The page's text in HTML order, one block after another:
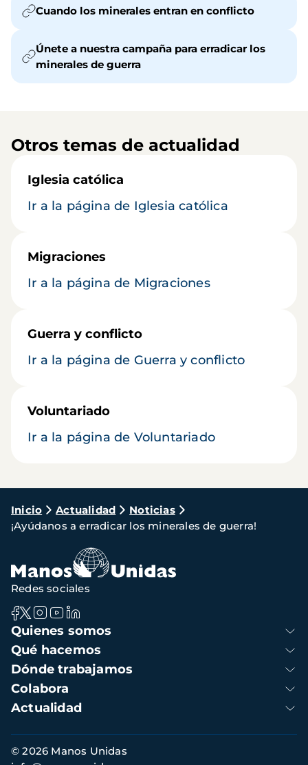
Cuando los minerales entran en conflicto
Únete a nuestra campaña para erradicar los
minerales de guerra
Otros temas de actualidad
Iglesia católica
Ir a la página de Iglesia católica
Migraciones
Ir a la página de Migraciones
Guerra y conflicto
Ir a la página de Guerra y conflicto
Voluntariado
Ir a la página de Voluntariado
Ruta
de
navegación
Inicio Actualidad
Noticias
¡Ayúdanos a erradicar los minerales de guerra!
Navegación
principal
Quienes somos
Qué hacemos
Dónde trabajamos
Colabora
Actualidad
Redes sociales
Información
© 2026 Manos Unidas